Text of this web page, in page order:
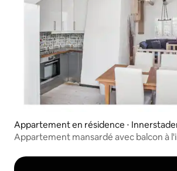
Appartement en résidence ⋅
Appartement mansardé avec balcon à